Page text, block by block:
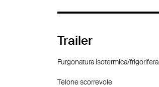
Trailer
Furgonatura isotermica/frigorifera
Telone scorrevole